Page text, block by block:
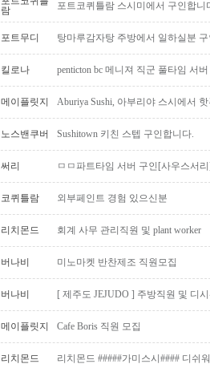
람
포트코퀴틀람 스시미에서 구인합니
포트무디 탕마루감자탕 주방에서 일하실분
킬로나 penticton bc 메니져 직군 풀타임 서
메이플릿지 Aburiya Sushi, 아부리야 스시에서
노스밴쿠버 Sushitown 키친 스텝 구인합니다.
써리 ㅁㅁ파트타임 서버 구인[사우스서
코퀴틀람 외부페인트 경험 있으신분
리치몬드 회계 사무 관리직원 및 plant worker
버나비 미노마켓 반찬제조 직원모집
버나비 [ 제주도 JEJUDO ] 주방직원 및 디
메이플릿지 Cafe Boris 직원 모집
리치몬드 리치몬드 #####가미스시#### 디쉬